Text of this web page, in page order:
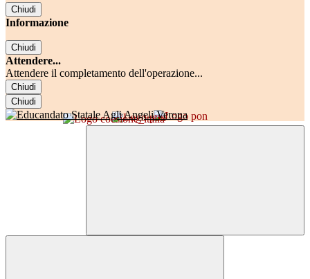
Chiudi
Informazione
Chiudi
Attendere...
Attendere il completamento dell'operazione...
Chiudi
Chiudi